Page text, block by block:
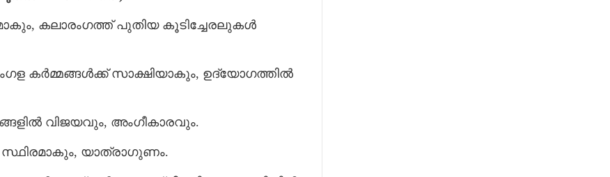
കലാരംഗത്ത് പുതിയ കൂടിച്ചേരലുകള്‍
കര്‍മ്മങ്ങള്‍ക്ക് സാക്ഷിയാകും, ഉദ്യോഗത്തില്‍
വിജയവും, അംഗീകാരവും.
സ്ഥിരമാകും, യാത്രാഗുണം.